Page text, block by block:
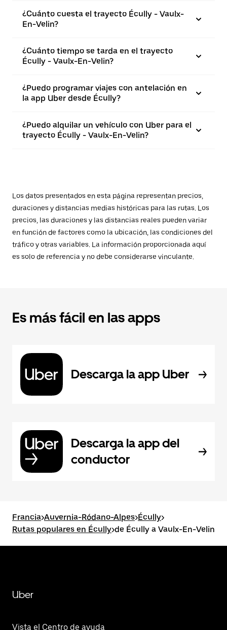
¿Cuánto cuesta el trayecto Écully - Vaulx-
En-Velin?
¿Cuánto tiempo se tarda en el trayecto
Écully - Vaulx-En-Velin?
¿Puedo programar viajes con antelación en
la app Uber desde Écully?
¿Puedo alquilar un vehículo con Uber para el
trayecto Écully - Vaulx-En-Velin?
Los datos presentados en esta página representan precios,
duraciones y distancias medias históricas para las rutas. Los
precios, las duraciones y las distancias reales pueden variar
en función de factores como la ubicación, las condiciones del
tráfico y otras variables. La información proporcionada aquí
es solo de referencia y no debe considerarse vinculante.
Es más fácil en las apps
Descarga la app Uber
Descarga la app del
conductor
Francia>Auvernia-Ródano-Alpes>Écully>
Rutas populares en Écully>de Écully a Vaulx-En-Velin
Uber
Vista el Centro de ayuda